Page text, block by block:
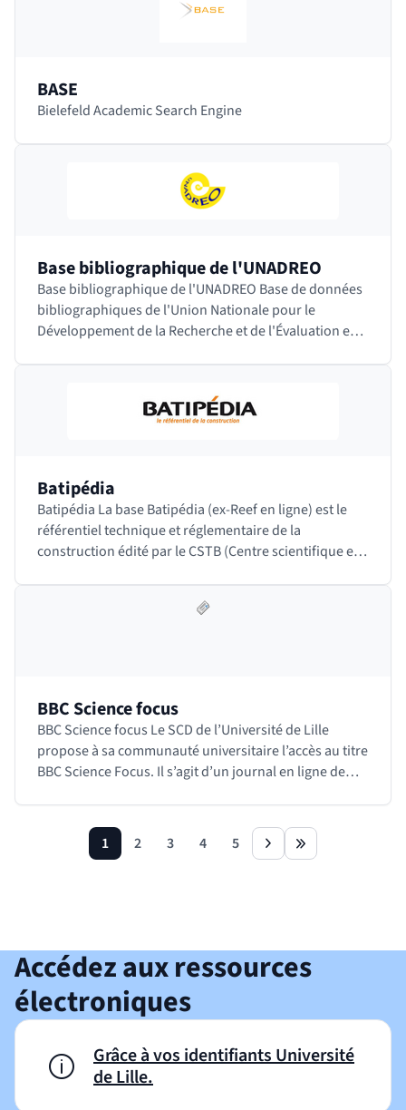
BASE
Bielefeld Academic Search Engine
Base bibliographique de l'UNADREO
Base bibliographique de l'UNADREO Base de données
bibliographiques de l'Union Nationale pour le
Développement de la Recherche et de l'Évaluation en
Batipédia
Batipédia La base Batipédia (ex-Reef en ligne) est le
référentiel technique et réglementaire de la
construction édité par le CSTB (Centre scientifique et
BBC Science focus
BBC Science focus Le SCD de l’Université de Lille
propose à sa communauté universitaire l’accès au titre
BBC Science Focus. Il s’agit d’un journal en ligne de
page
1 page
2 page
3 page
4 page
5 next last
Accédez aux ressources
électroniques
Grâce à vos identifiants Université
de Lille.